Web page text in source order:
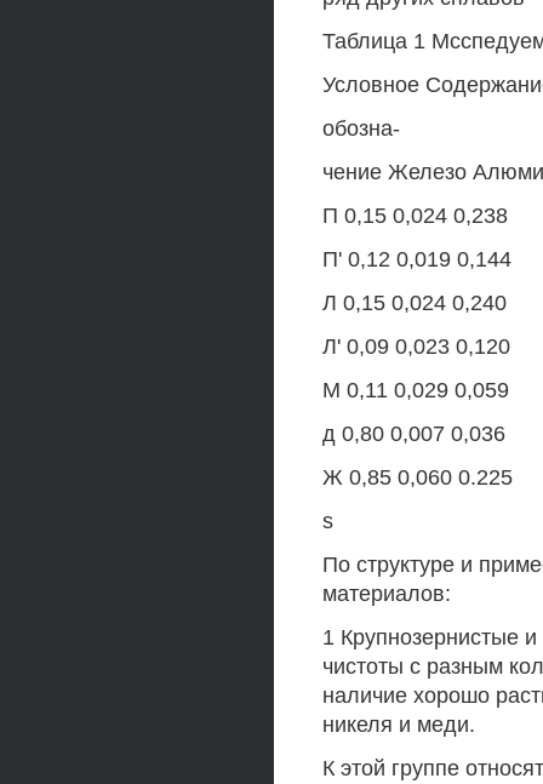
Таблица 1
Условное
обозна-
чение Железо
П 0,15 0,024 0,238
П' 0,12 0,019 0,144
Л 0,15 0,024 0,240
Л' 0,09 0,023 0,120
М 0,11 0,029 0,059
д 0,80 0,007 0,036
Ж 0,85 0,060 0.225
s
По структуре и
материалов:
1 Крупнозернистые
чистоты с разным
наличие хорошо
никеля и меди.
К этой группе